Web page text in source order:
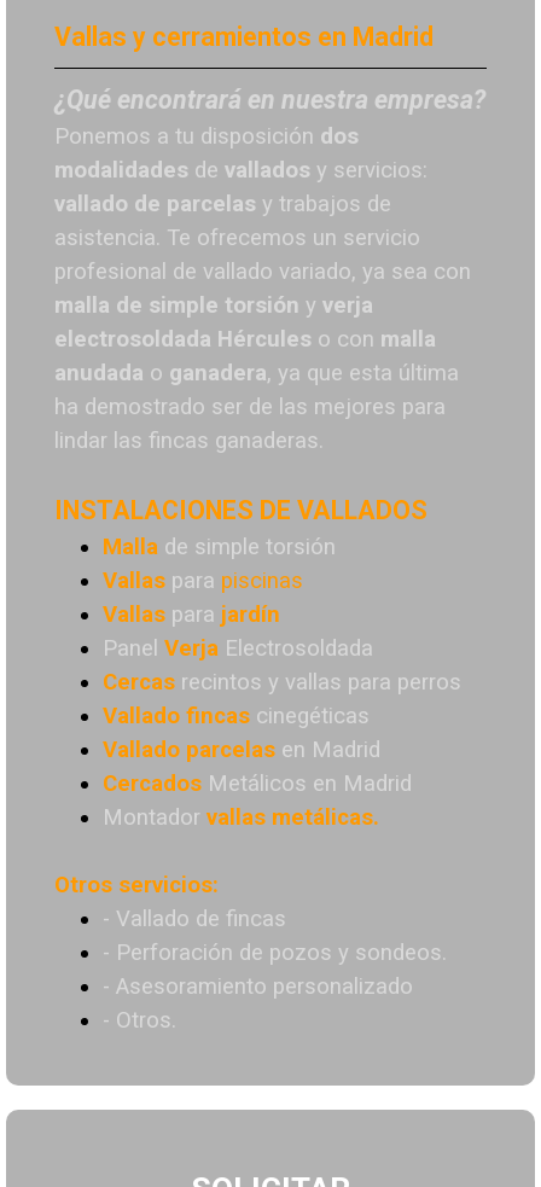
Vallas y cerramientos en Madrid
¿Qué encontrará en nuestra empresa?
Ponemos a tu disposición dos
modalidades de vallados y servicios:
vallado de parcelas y trabajos de
asistencia. Te ofrecemos un servicio
profesional de vallado variado, ya sea con
malla de simple torsión y verja
electrosoldada Hércules o con malla
anudada o ganadera, ya que esta última
ha demostrado ser de las mejores para
lindar las fincas ganaderas.
INSTALACIONES DE VALLADOS
Malla de simple torsión
Vallas para piscinas
Vallas para jardín
Panel Verja Electrosoldada
Cercas recintos y vallas para perros
Vallado fincas cinegéticas
Vallado parcelas en Madrid
Cercados Metálicos en Madrid
Montador vallas metálicas.
Otros servicios:
- Vallado de fincas
- Perforación de pozos y sondeos.
- Asesoramiento personalizado
- Otros.